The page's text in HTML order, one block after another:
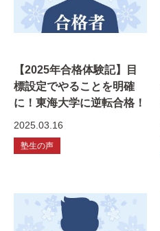
【2025年合格体験記】目
標設定でやることを明確
に！東海大学に逆転合格！
2025.03.16
塾生の声